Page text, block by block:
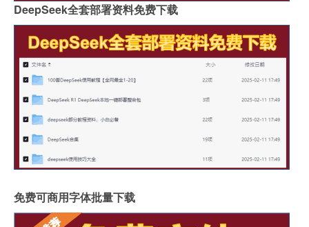
DeepSeek全套部署资料免费下载
免费可商用字体批量下载